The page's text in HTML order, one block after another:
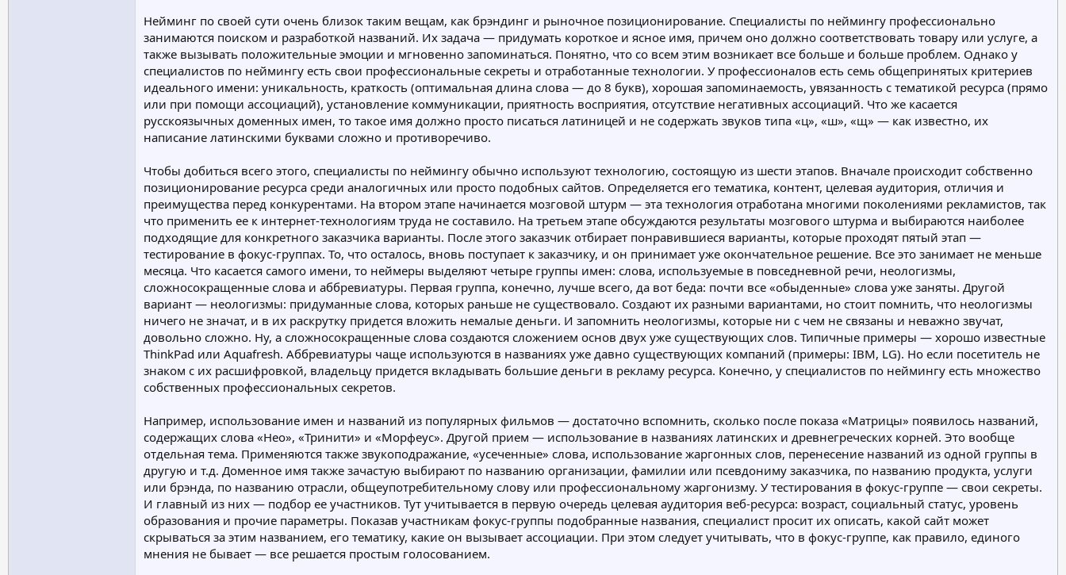
Нейминг по своей сути очень близок таким вещам, как брэндинг и рыночное позиционирование. Специалисты по неймингу профессионально
занимаются поиском и разработкой названий. Их задача — придумать короткое и ясное имя, причем оно должно соответствовать товару или услуге, а
также вызывать положительные эмоции и мгновенно запоминаться. Понятно, что со всем этим возникает все больше и больше проблем. Однако у
специалистов по неймингу есть свои профессиональные секреты и отработанные технологии. У профессионалов есть семь общепринятых критериев
идеального имени: уникальность, краткость (оптимальная длина слова — до 8 букв), хорошая запоминаемость, увязанность с тематикой ресурса (прямо
или при помощи ассоциаций), установление коммуникации, приятность восприятия, отсутствие негативных ассоциаций. Что же касается
русскоязычных доменных имен, то такое имя должно просто писаться латиницей и не содержать звуков типа «ц», «ш», «щ» — как известно, их
написание латинскими буквами сложно и противоречиво.
Чтобы добиться всего этого, специалисты по неймингу обычно используют технологию, состоящую из шести этапов. Вначале происходит собственно
позиционирование ресурса среди аналогичных или просто подобных сайтов. Определяется его тематика, контент, целевая аудитория, отличия и
преимущества перед конкурентами. На втором этапе начинается мозговой штурм — эта технология отработана многими поколениями рекламистов, так
что применить ее к интернет-технологиям труда не составило. На третьем этапе обсуждаются результаты мозгового штурма и выбираются наиболее
подходящие для конкретного заказчика варианты. После этого заказчик отбирает понравившиеся варианты, которые проходят пятый этап —
тестирование в фокус-группах. То, что осталось, вновь поступает к заказчику, и он принимает уже окончательное решение. Все это занимает не меньше
месяца. Что касается самого имени, то неймеры выделяют четыре группы имен: слова, используемые в повседневной речи, неологизмы,
сложносокращенные слова и аббревиатуры. Первая группа, конечно, лучше всего, да вот беда: почти все «обыденные» слова уже заняты. Другой
вариант — неологизмы: придуманные слова, которых раньше не существовало. Создают их разными вариантами, но стоит помнить, что неологизмы
ничего не значат, и в их раскрутку придется вложить немалые деньги. И запомнить неологизмы, которые ни с чем не связаны и неважно звучат,
довольно сложно. Ну, а сложносокращенные слова создаются сложением основ двух уже существующих слов. Типичные примеры — хорошо известные
ThinkPad или Aquafresh. Аббревиатуры чаще используются в названиях уже давно существующих компаний (примеры: IBM, LG). Но если посетитель не
знаком с их расшифровкой, владельцу придется вкладывать большие деньги в рекламу ресурса. Конечно, у специалистов по неймингу есть множество
собственных профессиональных секретов.
Например, использование имен и названий из популярных фильмов — достаточно вспомнить, сколько после показа «Матрицы» появилось названий,
содержащих слова «Нео», «Тринити» и «Морфеус». Другой прием — использование в названиях латинских и древнегреческих корней. Это вообще
отдельная тема. Применяются также звукоподражание, «усеченные» слова, использование жаргонных слов, перенесение названий из одной группы в
другую и т.д. Доменное имя также зачастую выбирают по названию организации, фамилии или псевдониму заказчика, по названию продукта, услуги
или брэнда, по названию отрасли, общеупотребительному слову или профессиональному жаргонизму. У тестирования в фокус-группе — свои секреты.
И главный из них — подбор ее участников. Тут учитывается в первую очередь целевая аудитория веб-ресурса: возраст, социальный статус, уровень
образования и прочие параметры. Показав участникам фокус-группы подобранные названия, специалист просит их описать, какой сайт может
скрываться за этим названием, его тематику, какие он вызывает ассоциации. При этом следует учитывать, что в фокус-группе, как правило, единого
мнения не бывает — все решается простым голосованием.